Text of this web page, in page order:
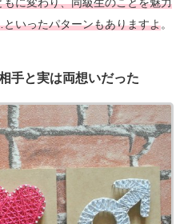
いったパターンもありますよ。
手と実は両想いだった